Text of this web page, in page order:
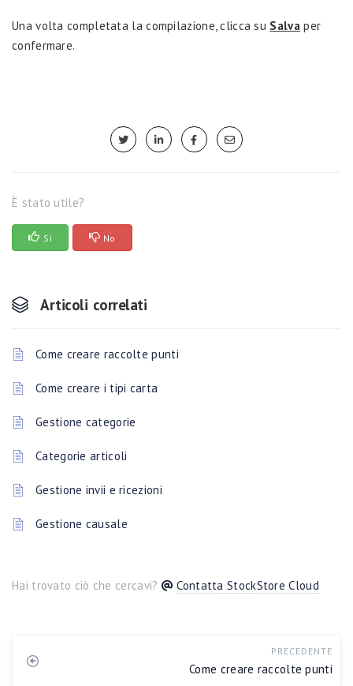
Una volta completata la compilazione, clicca su Salva per
confermare.
È stato utile?
Sì No
Articoli correlati
Come creare raccolte punti
Come creare i tipi carta
Gestione categorie
Categorie articoli
Gestione invii e ricezioni
Gestione causale
Hai trovato ciò che cercavi? Contatta StockStore Cloud
PRECEDENTE
Come creare raccolte punti